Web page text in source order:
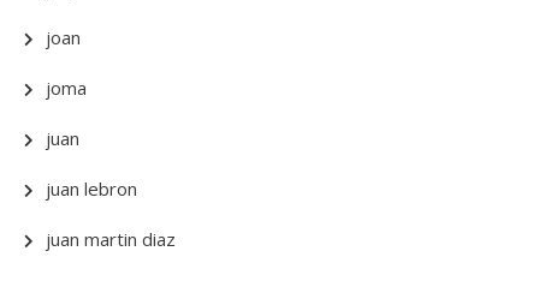
joan
joma
juan
juan lebron
juan martin diaz